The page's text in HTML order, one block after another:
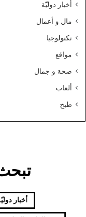
ا
م
و
د
أخبار دوليّة
مال و أعمال
تكنولوجيا
مواقع
صحة و جمال
ألعاب
طبخ
أخبار